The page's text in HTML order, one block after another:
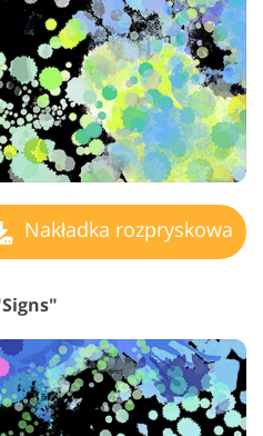
Nakładka rozpryskowa